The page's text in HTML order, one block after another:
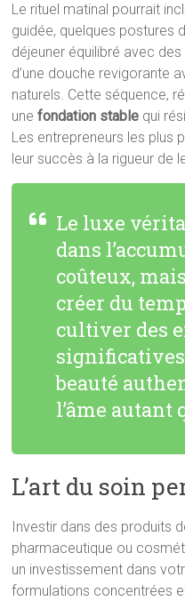
Le rituel matinal pourrait
guidée, quelques postures
déjeuner équilibré avec
d’une douche revigorante
naturels. Cette séquence,
unefondation stable qui
Les entrepreneurs les plus
leur succès à la rigueur de
Le luxe
dans
coûteux,
créer du
cultiver des
significatives
beauté
l’âme autant
L’art du soin
Investir dans des produits
pharmaceutique ou
un investissement dans
formulations concentrées